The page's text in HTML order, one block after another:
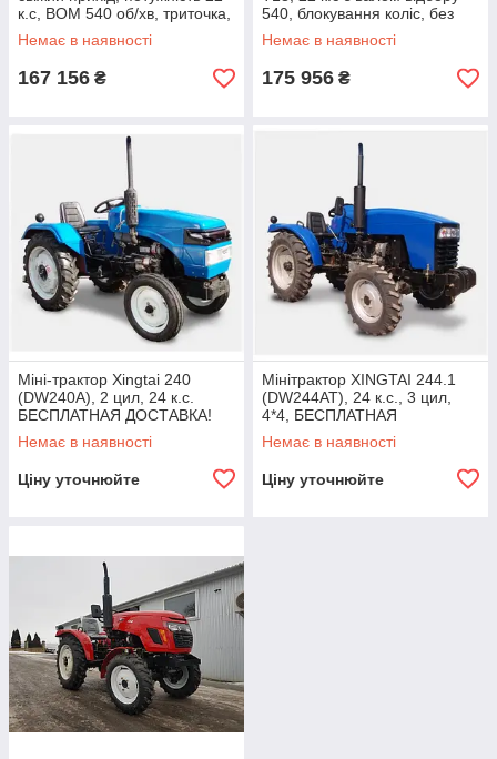
к.с, ВОМ 540 об/хв, триточка,
вага 900 кг
Немає в наявності
167 156 ₴
540, блокування коліс, без
ременів!
Немає в наявності
175 956 ₴
Міні-трактор Xingtai 240
(DW240A), 2 цил, 24 к.с.
БЕСПЛАТНАЯ ДОСТАВКА!
Немає в наявності
Ціну уточнюйте
Мінітрактор XINGTAI 244.1
(DW244AT), 24 к.с., 3 цил,
4*4, БЕСПЛАТНАЯ
ДОСТАВКА!
Немає в наявності
Ціну уточнюйте